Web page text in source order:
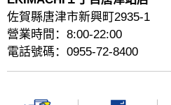
佐賀縣唐津市新興町2935-1
營業時間：8:00-22:00
電話號碼：0955-72-8400